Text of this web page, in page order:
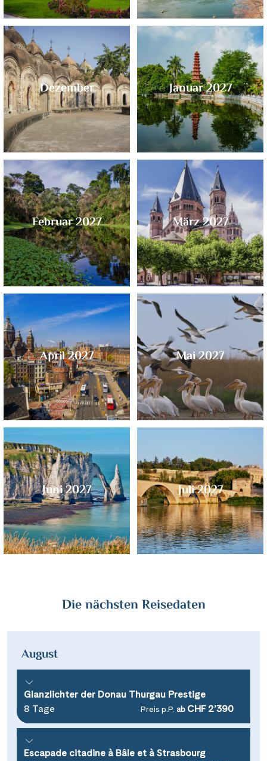
Dezember Januar 2027
Februar 2027 März 2027
April 2027 Mai 2027
Juni 2027 Juli 2027
Die nächsten Reisedaten
August
Glanzlichter der Donau Thurgau Prestige
8 Tage
Preis p.P. ab CHF 2’390
Escapade citadine à Bâle et à Strasbourg